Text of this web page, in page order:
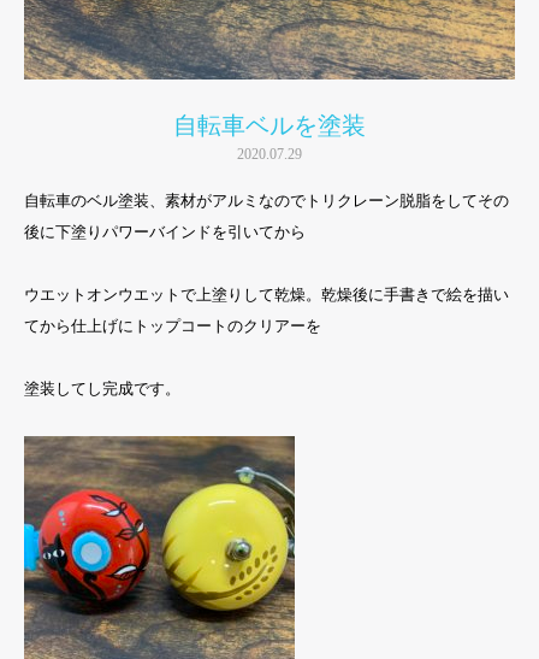
自転車ベルを塗装
2020.07.29
自転車のベル塗装、素材がアルミなのでトリクレーン脱脂をしてその
後に下塗りパワーバインドを引いてから
ウエットオンウエットで上塗りして乾燥。乾燥後に手書きで絵を描い
てから仕上げにトップコートのクリアーを
塗装してし完成です。